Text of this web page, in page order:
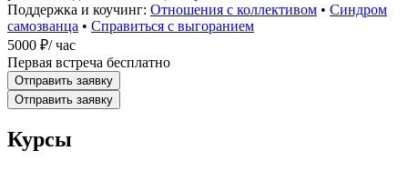
Поддержка и коучинг: Отношения с коллективом • Синдром
самозванца • Справиться с выгоранием
5000 ₽/ час
Первая встреча бесплатно
Отправить заявку
Отправить заявку
Курсы